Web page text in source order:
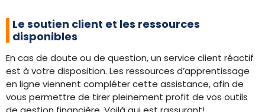
Le soutien client et les ressources
disponibles
En cas de doute ou de question, un service client réactif
est à votre disposition. Les ressources d’apprentissage
en ligne viennent compléter cette assistance, afin de
vous permettre de tirer pleinement profit de vos outils